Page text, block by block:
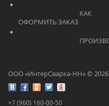
ООО «ИнтерСварка-НН» © 2026
+7 (960) 160-00-50